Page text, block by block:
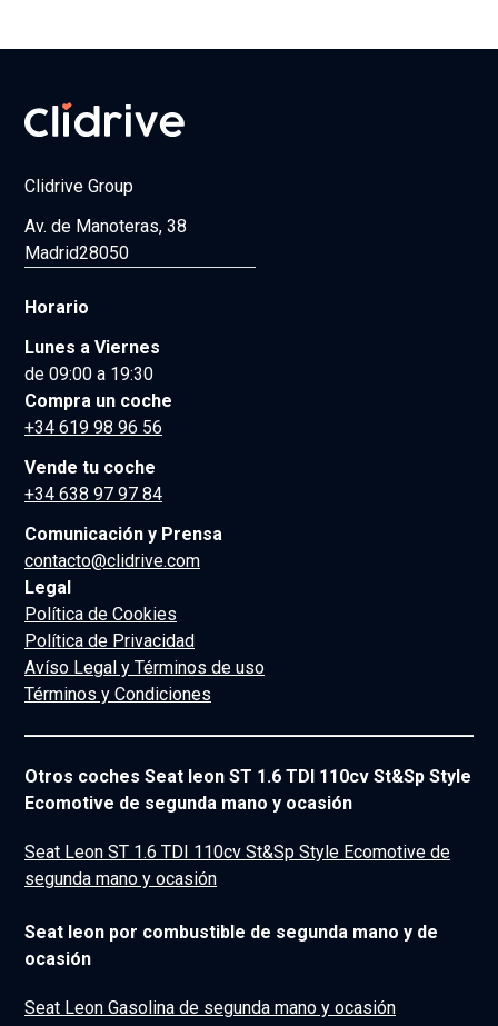
Clidrive Group
Av. de Manoteras, 38
Madrid28050
Horario
Lunes a Viernes
de 09:00 a 19:30
Compra un coche
+34 619 98 96 56
Vende tu coche
+34 638 97 97 84
Comunicación y Prensa
contacto@clidrive.com
Legal
Política de Cookies
Política de Privacidad
Avíso Legal y Términos de uso
Términos y Condiciones
Otros coches Seat leon ST 1.6 TDI 110cv St&Sp Style
Ecomotive de segunda mano y ocasión
Seat Leon ST 1.6 TDI 110cv St&Sp Style Ecomotive de
segunda mano y ocasión
Seat leon por combustible de segunda mano y de
ocasión
Seat Leon Gasolina de segunda mano y ocasión